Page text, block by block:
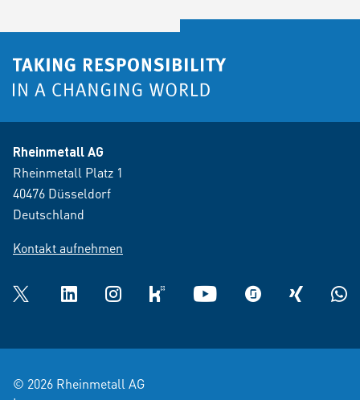
Rheinmetall AG
Rheinmetall Platz 1
40476 Düsseldorf
Deutschland
Kontakt aufnehmen
Twitter LinkedInInstagramkununu YouTube glassdoorXING
© 2026 Rheinmetall AG